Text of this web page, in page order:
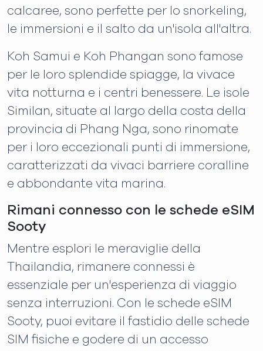
calcaree, sono perfette per lo snorkeling,
le immersioni e il salto da un'isola all'altra.
Koh Samui e Koh Phangan sono famose
per le loro splendide spiagge, la vivace
vita notturna e i centri benessere. Le isole
Similan, situate al largo della costa della
provincia di Phang Nga, sono rinomate
per i loro eccezionali punti di immersione,
caratterizzati da vivaci barriere coralline
e abbondante vita marina.
Rimani connesso con le schede eSIM
Sooty
Mentre esplori le meraviglie della
Thailandia, rimanere connessi è
essenziale per un'esperienza di viaggio
senza interruzioni. Con le schede eSIM
Sooty, puoi evitare il fastidio delle schede
SIM fisiche e godere di un accesso